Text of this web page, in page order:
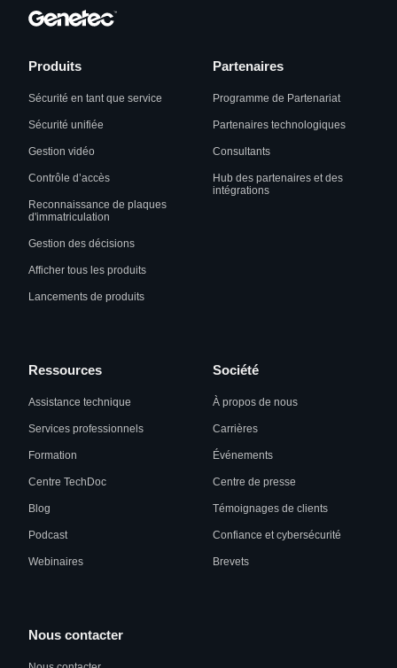
Produits
Sécurité en tant que service
Sécurité unifiée
Gestion vidéo
Contrôle d’accès
Reconnaissance de plaques
d'immatriculation
Gestion des décisions
Afficher tous les produits
Lancements de produits
Partenaires
Programme de Partenariat
Partenaires technologiques
Consultants
Hub des partenaires et des
intégrations
Ressources
Assistance technique
Services professionnels
Formation
Centre TechDoc
Blog
Podcast
Webinaires
Société
À propos de nous
Carrières
Événements
Centre de presse
Témoignages de clients
Confiance et cybersécurité
Brevets
Nous contacter